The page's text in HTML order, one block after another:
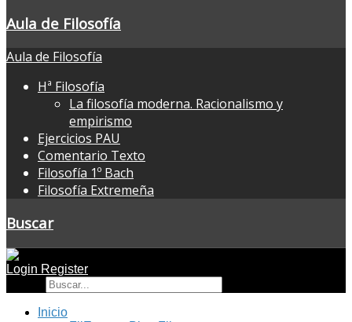
Aula de Filosofía
Aula de Filosofía
Hª Filosofía
La filosofía moderna. Racionalismo y
empirismo
Ejercicios PAU
Comentario Texto
Filosofía 1º Bach
Filosofía Extremeña
Buscar
Login Register
Inicio